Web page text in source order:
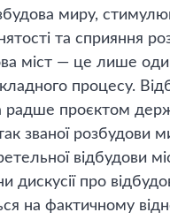
миру,
та сприяння
міст — це лише
процесу.
радше проєктом
званої розбудови
відбудови
дискусії про
на фактичному